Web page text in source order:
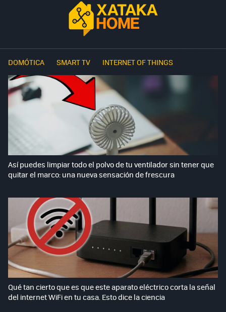
DOMÓTICA SMART TV INTERNET OF THINGS
Así puedes limpiar todo el polvo de tu ventilador sin tener que
quitar el marco: una nueva sensación de frescura
Qué tan cierto que es que este aparato eléctrico corta la señal
del internet WiFi en tu casa. Esto dice la ciencia